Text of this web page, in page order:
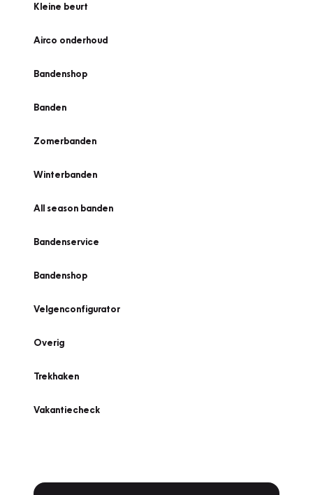
Kleine beurt
Airco onderhoud
Bandenshop
Banden
Zomerbanden
Winterbanden
All season banden
Bandenservice
Bandenshop
Velgenconfigurator
Overig
Trekhaken
Vakantiecheck